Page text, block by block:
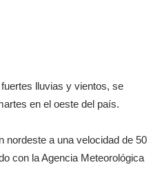
lluvias y vientos, se
en el oeste del país.
nordeste a una velocidad de 50
con la Agencia Meteorológica